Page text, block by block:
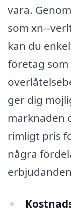
vara.
som xn--
kan du
företag
ger dig
marknaden
rimligt pris
några